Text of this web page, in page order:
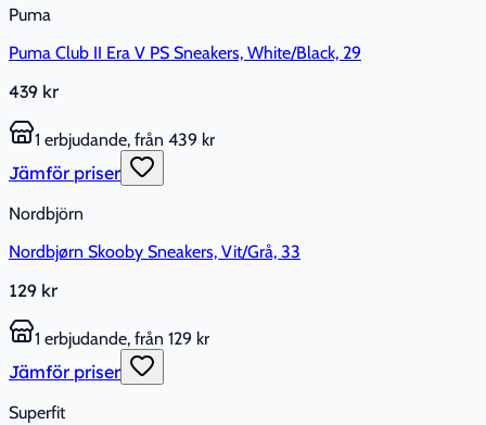
Puma
Puma Club II Era V PS Sneakers, White/Black, 29
439 kr
1 erbjudande, från 439 kr
Jämför priser
Nordbjörn
Nordbjørn Skooby Sneakers, Vit/Grå, 33
129 kr
1 erbjudande, från 129 kr
Jämför priser
Superfit